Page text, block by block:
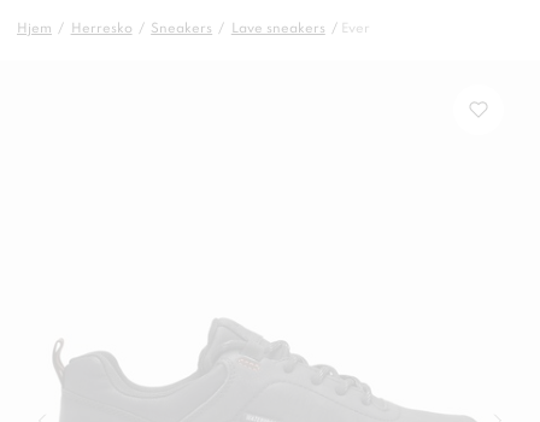
Hjem Herresko Sneakers Lave sneakers Ever